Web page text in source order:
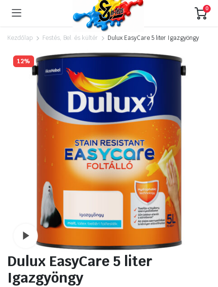
0
Kezdőlap Festés, Bel. és kültér Dulux EasyCare 5 liter Igazgyöngy
12%
Dulux EasyCare 5 liter
Igazgyöngy